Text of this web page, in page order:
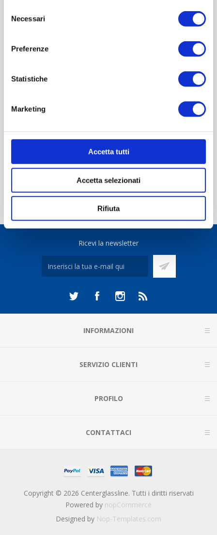
delNecessari
Preferenze
Statistiche
Marketing
Accetta tutti
Accetta selezionati
Rifiuta
FLACONI IN PET
SUBCATEGORIE
Ricevi la newsletter
INFORMAZIONI
SERVIZIO CLIENTI
PROFILO
CONTATTACI
Copyright © 2026 Centerglassline. Tutti i diritti riservati
Powered by nopCommerce
Designed by Nop-Templates.com